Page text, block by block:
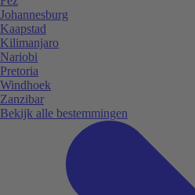
Johannesburg
Kaapstad
Kilimanjaro
Nariobi
Pretoria
Windhoek
Zanzibar
Bekijk alle bestemmingen